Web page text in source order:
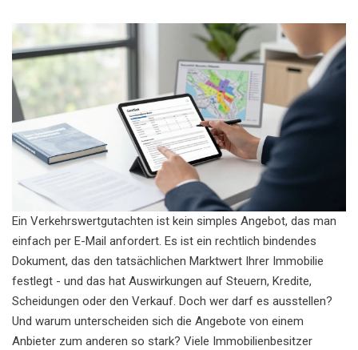
Ein Verkehrswertgutachten ist kein simples Angebot, das man
einfach per E-Mail anfordert. Es ist ein rechtlich bindendes
Dokument, das den tatsächlichen Marktwert Ihrer Immobilie
festlegt - und das hat Auswirkungen auf Steuern, Kredite,
Scheidungen oder den Verkauf. Doch wer darf es ausstellen?
Und warum unterscheiden sich die Angebote von einem
Anbieter zum anderen so stark? Viele Immobilienbesitzer